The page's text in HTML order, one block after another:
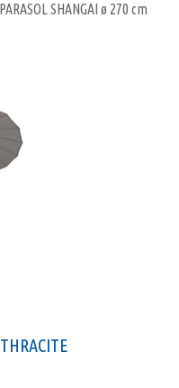
PARASOL SHANGAI ø 270 cm